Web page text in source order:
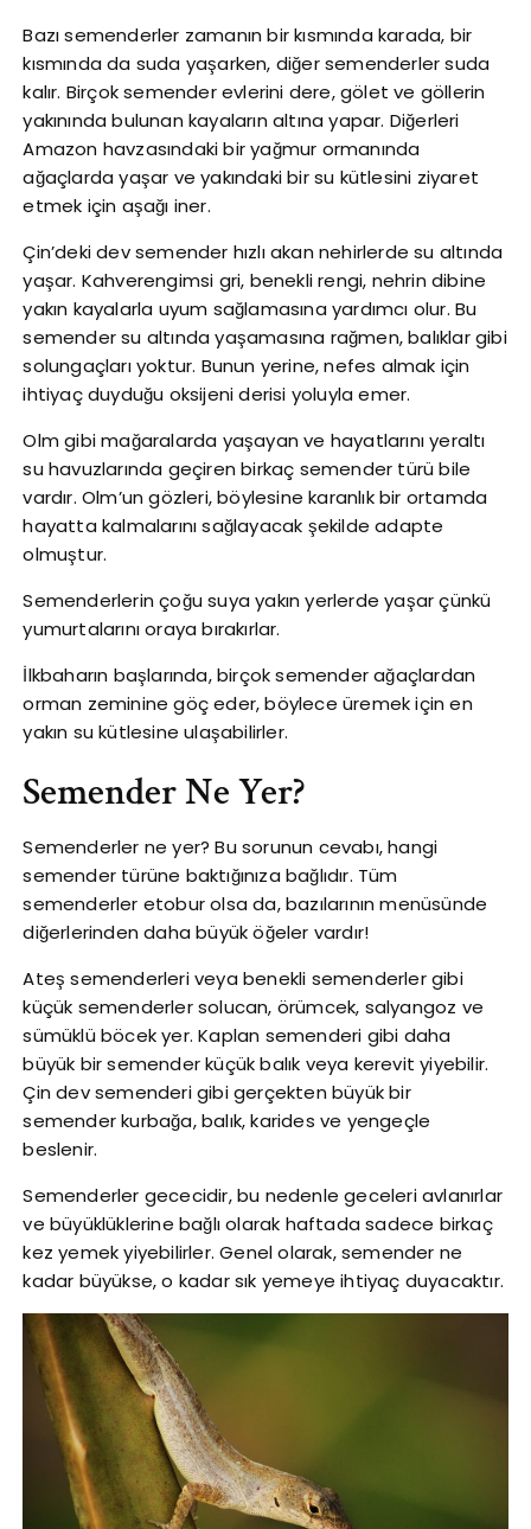
Bazı semenderler zamanın bir kısmında karada, bir
kısmında da suda yaşarken, diğer semenderler suda
kalır. Birçok semender evlerini dere, gölet ve göllerin
yakınında bulunan kayaların altına yapar. Diğerleri
Amazon havzasındaki bir yağmur ormanında
ağaçlarda yaşar ve yakındaki bir su kütlesini ziyaret
etmek için aşağı iner.
Çin’deki dev semender hızlı akan nehirlerde su altında
yaşar. Kahverengimsi gri, benekli rengi, nehrin dibine
yakın kayalarla uyum sağlamasına yardımcı olur. Bu
semender su altında yaşamasına rağmen, balıklar gibi
solungaçları yoktur. Bunun yerine, nefes almak için
ihtiyaç duyduğu oksijeni derisi yoluyla emer.
Olm gibi mağaralarda yaşayan ve hayatlarını yeraltı
su havuzlarında geçiren birkaç semender türü bile
vardır. Olm’un gözleri, böylesine karanlık bir ortamda
hayatta kalmalarını sağlayacak şekilde adapte
olmuştur.
Semenderlerin çoğu suya yakın yerlerde yaşar çünkü
yumurtalarını oraya bırakırlar.
İlkbaharın başlarında, birçok semender ağaçlardan
orman zeminine göç eder, böylece üremek için en
yakın su kütlesine ulaşabilirler.
Semender Ne Yer?
Semenderler ne yer? Bu sorunun cevabı, hangi
semender türüne baktığınıza bağlıdır. Tüm
semenderler etobur olsa da, bazılarının menüsünde
diğerlerinden daha büyük öğeler vardır!
Ateş semenderleri veya benekli semenderler gibi
küçük semenderler solucan, örümcek, salyangoz ve
sümüklü böcek yer. Kaplan semenderi gibi daha
büyük bir semender küçük balık veya kerevit yiyebilir.
Çin dev semenderi gibi gerçekten büyük bir
semender kurbağa, balık, karides ve yengeçle
beslenir.
Semenderler gececidir, bu nedenle geceleri avlanırlar
ve büyüklüklerine bağlı olarak haftada sadece birkaç
kez yemek yiyebilirler. Genel olarak, semender ne
kadar büyükse, o kadar sık yemeye ihtiyaç duyacaktır.